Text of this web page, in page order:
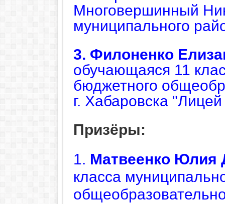
Многовершинный
муниципального
3. Филоненко
обучающаяся 11
бюджетного
г. Хабаровска
Призёры:
1. Матвеенко Юлия
класса